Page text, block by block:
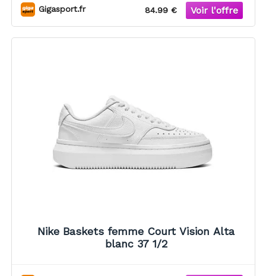
Gigasport.fr 84.99 €
Nike Baskets femme Court Vision Alta
blanc 37 1/2